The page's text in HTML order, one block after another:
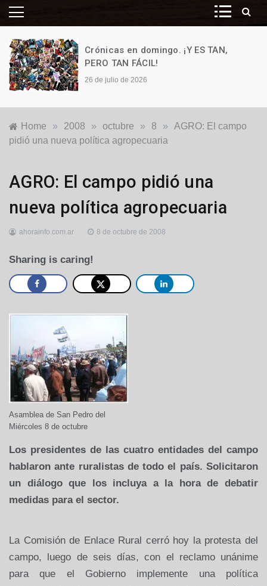
Crónicas en domingo. ¡Y ES TAN,
PERO TAN FÁCIL!
26 de julio de 2026
Home » 2008 » octubre » 8 »
AGRO: El campo
pidió una nueva política agropecuaria
Nacionales
AGRO: El campo pidió una
nueva política agropecuaria
ahorainfo.com.ar 8 de octubre de 2008
Sharing is caring!
Asamblea de San Pedro del
Miércoles 8 de octubre
Los presidentes de las cuatro entidades del campo
hablaron ante ruralistas de todo el país. Solicitaron
un diálogo que los incluya a la hora de debatir
medidas para el sector.
La Comisión de Enlace Rural cerró hoy la protesta del
campo, luego de seis días, con el reclamo unánime
para que el Gobierno implemente una política